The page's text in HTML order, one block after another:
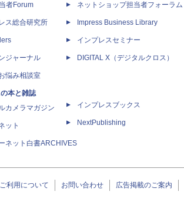
者Forum
ス総合研究所
ジャーナル
悩み相談室
本と雑誌
カメラマガジン
ット
ネット白書ARCHIVES
ネットショップ担当者フォーラム
Impress Business Library
インプレスセミナー
DIGITAL X（デジタルクロス）
インプレスブックス
NextPublishing
利用について お問い合わせ 広告掲載のご案内